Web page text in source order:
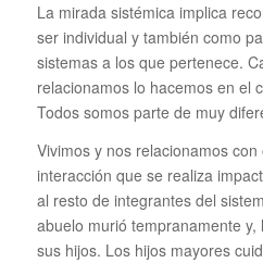
La mirada sistémica implica
ser individual y también como
sistemas a los que pertenece.
relacionamos lo hacemos en el
Todos somos parte de muy
Vivimos y nos relacionamos
interacción que se realiza
al resto de integrantes del
abuelo murió tempranamente
sus hijos. Los hijos mayores